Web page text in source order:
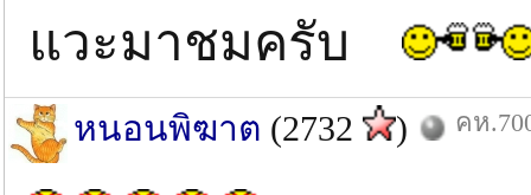
แวะมาชมครับ
หนอนพิฆาต (2732 ) คห